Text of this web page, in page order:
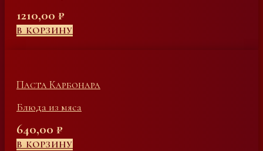
1210,00 ₽
В КОРЗИНУ
Паста Карбонара
Блюда из мяса
640,00 ₽
В КОРЗИНУ